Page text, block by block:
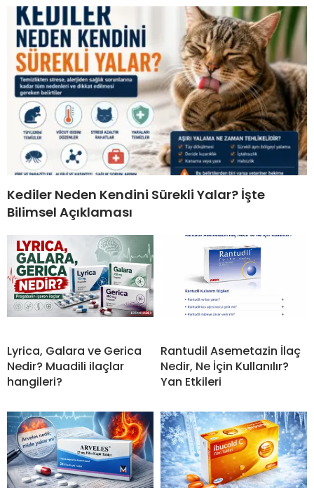
Kediler Neden Kendini Sürekli Yalar? İşte
Bilimsel Açıklaması
Lyrica, Galara ve Gerica
Nedir? Muadili ilaçlar
hangileri?
Rantudil Asemetazin İlaç
Nedir, Ne İçin Kullanılır?
Yan Etkileri